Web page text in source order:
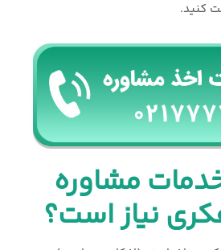
کنید.
مشاوره
نیاز است؟​​